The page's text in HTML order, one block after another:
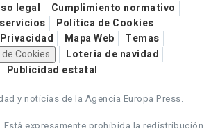
legal
Cumplimiento normativo
Política de Cookies
Mapa Web
Temas
Cookies
Loteria de navidad
Publicidad estatal
y noticias de la Agencia Europa Press.